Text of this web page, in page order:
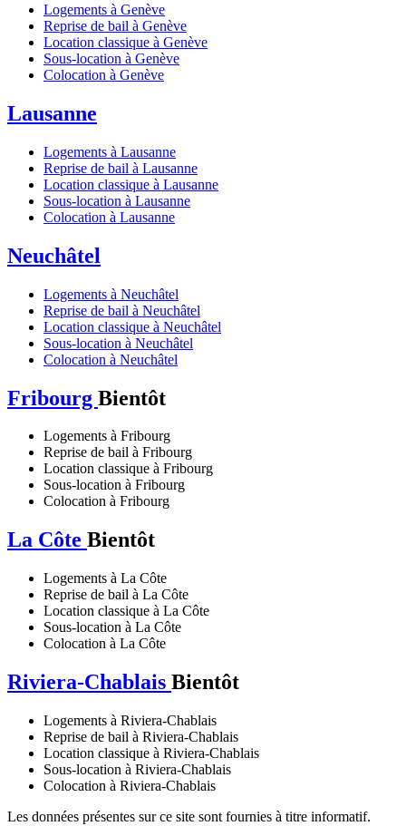
Logements à Genève
Reprise de bail à Genève
Location classique à Genève
Sous-location à Genève
Colocation à Genève
Lausanne
Logements à Lausanne
Reprise de bail à Lausanne
Location classique à Lausanne
Sous-location à Lausanne
Colocation à Lausanne
Neuchâtel
Logements à Neuchâtel
Reprise de bail à Neuchâtel
Location classique à Neuchâtel
Sous-location à Neuchâtel
Colocation à Neuchâtel
Fribourg Bientôt
Logements à Fribourg
Reprise de bail à Fribourg
Location classique à Fribourg
Sous-location à Fribourg
Colocation à Fribourg
La Côte Bientôt
Logements à La Côte
Reprise de bail à La Côte
Location classique à La Côte
Sous-location à La Côte
Colocation à La Côte
Riviera-Chablais Bientôt
Logements à Riviera-Chablais
Reprise de bail à Riviera-Chablais
Location classique à Riviera-Chablais
Sous-location à Riviera-Chablais
Colocation à Riviera-Chablais
Les données présentes sur ce site sont fournies à titre informatif.